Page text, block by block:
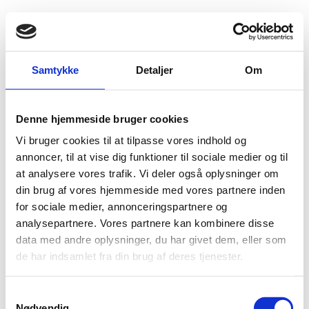
Samtykke Detaljer Om
Denne hjemmeside bruger cookies
Vi bruger cookies til at tilpasse vores indhold og
annoncer, til at vise dig funktioner til sociale medier og til
at analysere vores trafik. Vi deler også oplysninger om
din brug af vores hjemmeside med vores partnere inden
for sociale medier, annonceringspartnere og
analysepartnere. Vores partnere kan kombinere disse
data med andre oplysninger, du har givet dem, eller som
de har indsamlet fra din brug af deres tjenester.
Gå til forsiden Fold søgefelt ud
Menu
Flygtningenævnet
Baggrundsmateriale
Amnesty International Briefing
21.01.2016 Bilag 400Amnesty International (AI)Tyrkiet (I)
Indeholder oplysninger om udgangsforbud i dekurdiske
områder . Indeholder videre oplysninger om adskillige
skyderier i beboelsesområderne
Download